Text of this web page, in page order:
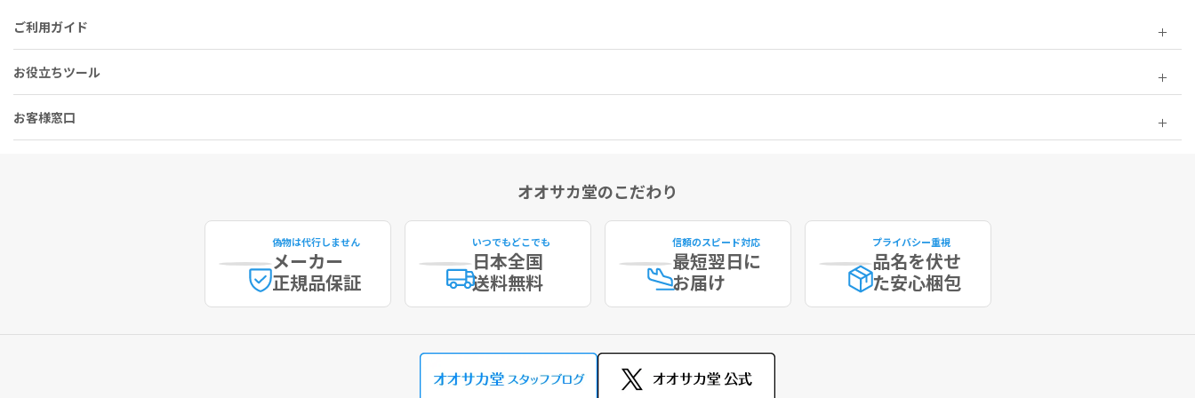
脱毛、紫外線照射、レーザーピーリング、メカニカルピーリング又はケミカルピーリング等の皮膚治療法を併用した場合の本品の安全性は確立されていません。また、本品による処置後に、レーザ
ー治療、ケミカルピーリング又はその他の皮膚への処置を行う場合、注入部位に炎症反応を誘発するリスクがあります。これらの処置の実施後、皮膚が完全に治癒する前に本品を注入する場合も同
本品は25℃以下の場所で遮光して、凍結させずに保管してください。
■以下の方は本剤を使用しないでください。
本品の成分又はグラム陽性菌由来タンパクに対するアレルギーの既往歴のある方
リドカイン等のアミド型局所麻酔剤に対し過敏症の既往歴のある方
ご利用ガイド
お役立ちツール
お客様窓口
オオサカ堂のこだわり
偽物は代行しません
メーカー
正規品保証
いつでもどこでも
日本全国
送料無料
信頼のスピード対応
最短翌日に
お届け
プライバシー重視
品名を伏せ
た安心梱包